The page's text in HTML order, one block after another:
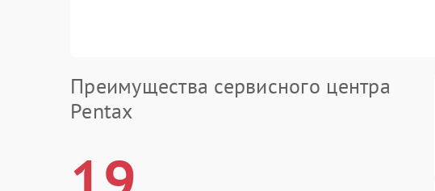
Преимущества сервисного центра
Pentax